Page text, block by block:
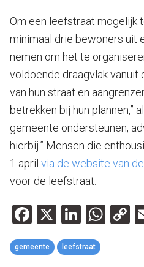
Om een leefstraat mogelijk
minimaal drie bewoners uit
nemen om het te
voldoende draagvlak vanuit
van hun straat en
betrekken bij hun plannen,”
gemeente ondersteunen,
hierbij.” Mensen die
1 april via de website van
voor de leefstraat.
Facebook
X
gemeente leefstraat